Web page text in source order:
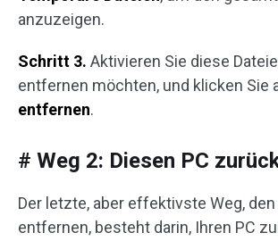
anzuzeigen.
Schritt 3. Aktivieren Sie diese
entfernen möchten, und klicken Sie
entfernen.
# Weg 2: Diesen PC
Der letzte, aber effektivste Weg,
entfernen, besteht darin, Ihren PC